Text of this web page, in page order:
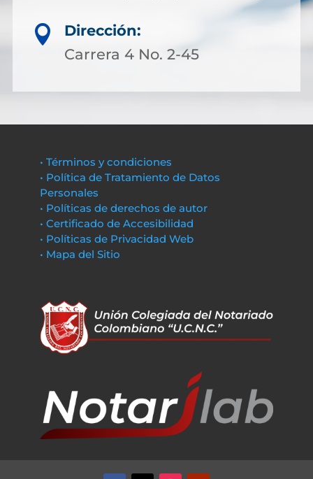

Dirección:
Carrera 4 No. 2-45
• Términos y condiciones
• Política de Tratamiento de Datos
Personales
• Políticas de derechos de autor
• Certificado de Accesibilidad
• Políticas de Privacidad Web
• Mapa del Sitio